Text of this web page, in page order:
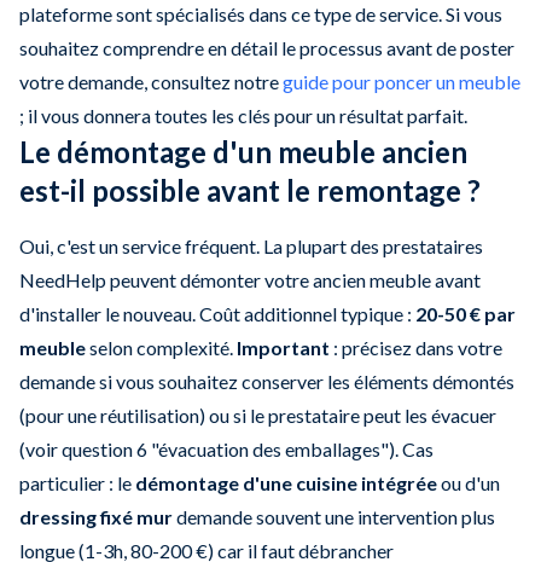
plateforme sont spécialisés dans ce type de service. Si vous
souhaitez comprendre en détail le processus avant de poster
votre demande, consultez notreguide pour poncer un meuble
; il vous donnera toutes les clés pour un résultat parfait.
Le démontage d'un meuble ancien
est-il possible avant le remontage ?
Oui, c'est un service fréquent. La plupart des prestataires
NeedHelp peuvent démonter votre ancien meuble avant
d'installer le nouveau. Coût additionnel typique : 20-50 € par
meubleselon complexité. Important : précisez dans votre
demande si vous souhaitez conserver les éléments démontés
(pour une réutilisation) ou si le prestataire peut les évacuer
(voir question 6 "évacuation des emballages"). Cas
particulier : le démontage d'une cuisine intégréeou d'un
dressing fixé murdemande souvent une intervention plus
longue (1-3h, 80-200 €) car il faut débrancher